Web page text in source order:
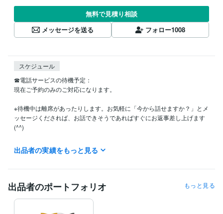
無料で見積り相談
メッセージを送る
フォロー1008
スケジュール
☎電話サービスの待機予定：
現在ご予約のみのご対応になります。
※待機中は離席があったりします。お気軽に「今から話せますか？」とメ
ッセージくだされば、お話できそうであればすぐにお返事差し上げます
(^^)
⚫️ほっこりした話
●聞き手の思いのたけ
少し話すことで元気になる
出品者の実績をもっと見る
出品者のポートフォリオ もっと見る